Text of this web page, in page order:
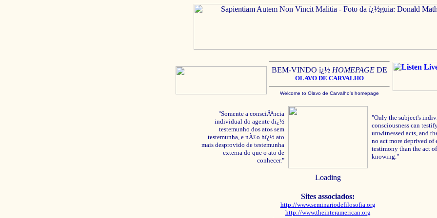
BEM-VINDO ï¿½ HOMEPAGE DE
OLAVO DE CARVALHO
Welcome to Olavo de Carvalho's homepage
"Somente a consciÃªncia
individual do agente dï¿½
testemunho dos atos sem
testemunha, e nÃ£o hï¿½ ato
mais desprovido de testemunha
externa do que o ato de
conhecer."
"Only the subject's
consciousness can
unwitnessed acts, and
no act more deprived of
testimony than the act of
knowing."
Loading
Sites associados:
http://www.seminariodefilosofia.org
http://www.theinteramerican.org